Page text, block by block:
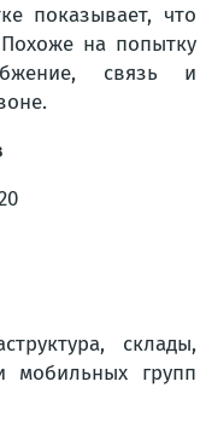
показывает, что
на попытку
связь и
склады,
мобильных групп